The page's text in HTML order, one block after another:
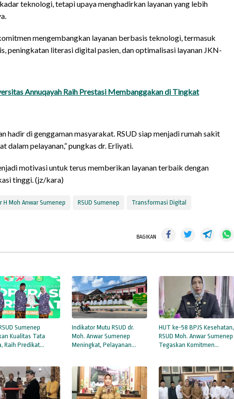
teknologi, tetapi upaya menghadirkan layanan yang lebih
mengembangkan layanan berbasis teknologi, termasuk
peningkatan literasi digital pasien, dan optimalisasi layanan JKN-
Annuqayah Raih Prestasi Membanggakan di Tingkat
hadir di genggaman masyarakat. RSUD siap menjadi rumah sakit
dalam pelayanan,” pungkas dr. Erliyati.
motivasi untuk terus memberikan layanan terbaik dengan
tinggi. (jz/kara)
H Moh Anwar Sumenep RSUD Sumenep Transformasi Digital
BAGIKAN
Sumenep
Kualitas Tata
Raih Predikat
Indikator Mutu RSUD dr.
Moh. Anwar Sumenep
Meningkat, Pelayanan
HUT ke-58 BPJS Kesehatan,
RSUD Moh. Anwar Sumenep
Tegaskan Komitmen